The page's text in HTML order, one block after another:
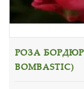
РОЗА
BOMBASTIC)